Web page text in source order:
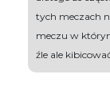
tych meczach
meczu w
źle ale